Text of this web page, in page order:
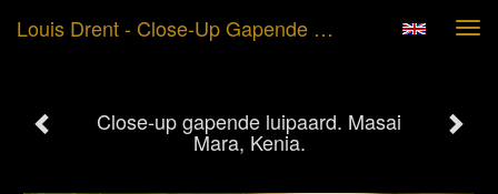
Louis Drent - Close-Up Gapende Luipaard. Masai Mara, Kenia.
Close-up gapende luipaard. Masai
Mara, Kenia.